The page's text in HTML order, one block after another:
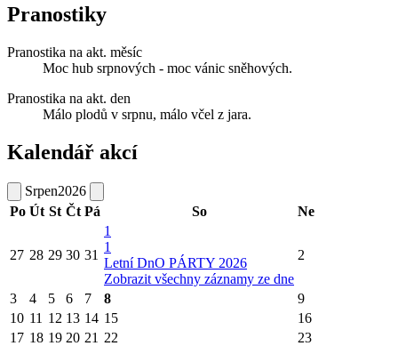
Pranostiky
Pranostika na akt. měsíc
Moc hub srpnových - moc vánic sněhových.
Pranostika na akt. den
Málo plodů v srpnu, málo včel z jara.
Kalendář akcí
Srpen2026
Po Út St Čt Pá So Ne
27 28 29 30 31
1
1
Letní DnO PÁRTY 2026
Zobrazit všechny záznamy ze dne
2
3 4 5 6 7 8
9
10 11 12 13 14 15
16
17 18 19 20 21 22 23